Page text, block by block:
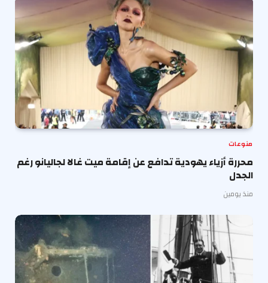
منوعات
محررة أزياء يهودية تدافع عن إقامة ميت غالا لجاليانو رغم
الجدل
منذ يومين